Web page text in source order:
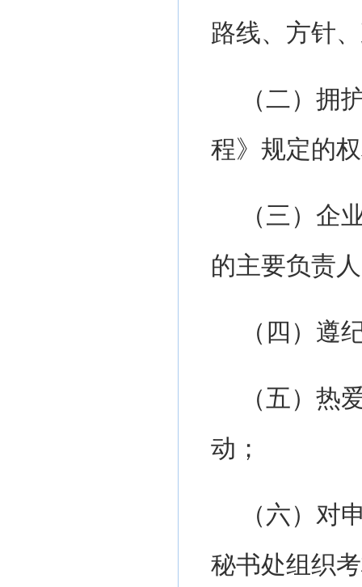
路线、方针
（二）拥
程》规定的
（三）企
的主要负责
（四） 遵
（五）热
动；
（六）对
秘书处组织